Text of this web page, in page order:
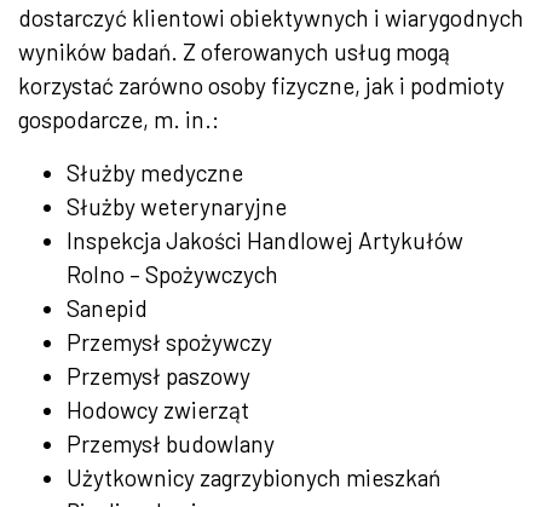
dostarczyć klientowi obiektywnych i wiarygodnych
wyników badań. Z oferowanych usług mogą
korzystać zarówno osoby fizyczne, jak i podmioty
gospodarcze, m. in.:
Służby medyczne
Służby weterynaryjne
Inspekcja Jakości Handlowej Artykułów
Rolno – Spożywczych
Sanepid
Przemysł spożywczy
Przemysł paszowy
Hodowcy zwierząt
Przemysł budowlany
Użytkownicy zagrzybionych mieszkań